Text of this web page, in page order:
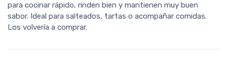
para cocinar rápido, rinden bien y mantienen muy buen
sabor. Ideal para salteados, tartas o acompañar comidas.
Los volvería a comprar.